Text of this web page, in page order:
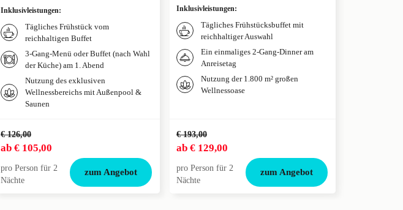
Inklusivleistungen:
Tägliches Frühstück vom
reichhaltigen Buffet
3-Gang-Menü oder Buffet (nach Wahl
der Küche) am 1. Abend
Nutzung des exklusiven
Wellnessbereichs mit Außenpool &
Saunen
€ 126,00
ab € 105,00
pro Person für 2
Nächte
zum Angebot
Inklusivleistungen:
Tägliches Frühstücksbuffet mit
reichhaltiger Auswahl
Ein einmaliges 2-Gang-Dinner am
Anreisetag
Nutzung der 1.800 m² großen
Wellnessoase
€ 193,00
ab € 129,00
pro Person für 2
Nächte
zum Angebot